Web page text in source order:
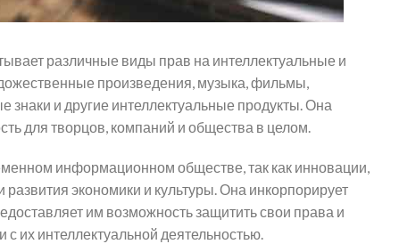
различные виды прав на интеллектуальные и
произведения, музыка, фильмы,
и другие интеллектуальные продукты. Она
для творцов, компаний и общества в целом.
информационном обществе, так как инновации,
экономики и культуры. Она инкорпорирует
им возможность защитить свои права и
их интеллектуальной деятельностью.